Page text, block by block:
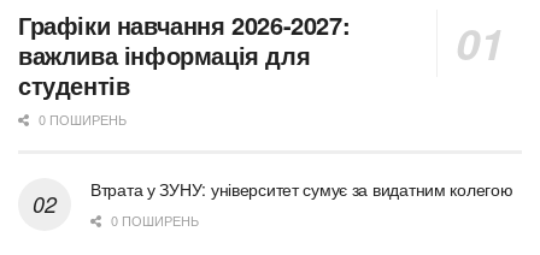
Графіки навчання 2026-2027:
важлива інформація для
студентів
0 ПОШИРЕНЬ
Втрата у ЗУНУ: університет сумує за видатним колегою
0 ПОШИРЕНЬ